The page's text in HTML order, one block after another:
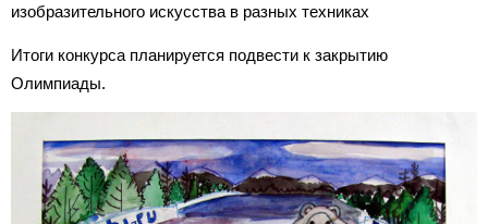
изобразительного искусства в разных техниках
Итоги конкурса планируется подвести к закрытию
Олимпиады.